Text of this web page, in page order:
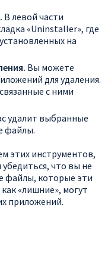
В левой части
«Uninstaller», где
на
Вы можете
для удаления.
с ними
удалит выбранные
файлы.
этих инструментов,
что вы не
файлы, которые эти
«лишние», могут
приложений.